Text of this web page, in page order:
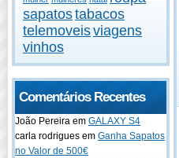
sapatostabacos
telemoveisviagens
vinhos
Comentários Recentes
João Pereira em GALAXY S4
carla rodrigues em Ganha Sapatos
no Valor de 500€